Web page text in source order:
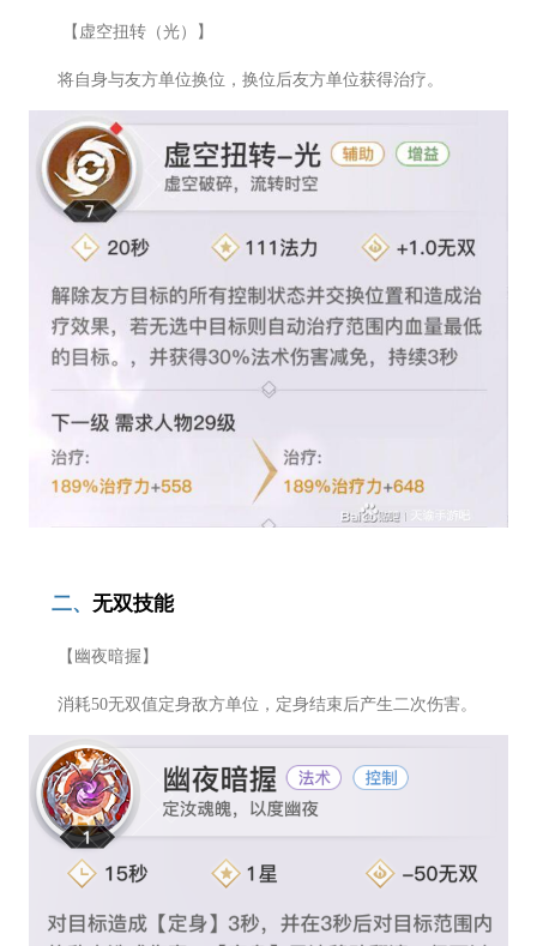
【虚空扭转（光）】
将自身与友方单位换位，换位后友方单位获得治疗。
二、 无双技能
【幽夜暗握】
消耗50无双值定身敌方单位，定身结束后产生二次伤害。